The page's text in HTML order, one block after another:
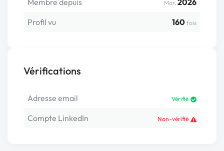
Membre depuis Mar. 2026
Profil vu
160 fois
Vérifications
Adresse email Vérifié
Compte LinkedIn Non-vérifié